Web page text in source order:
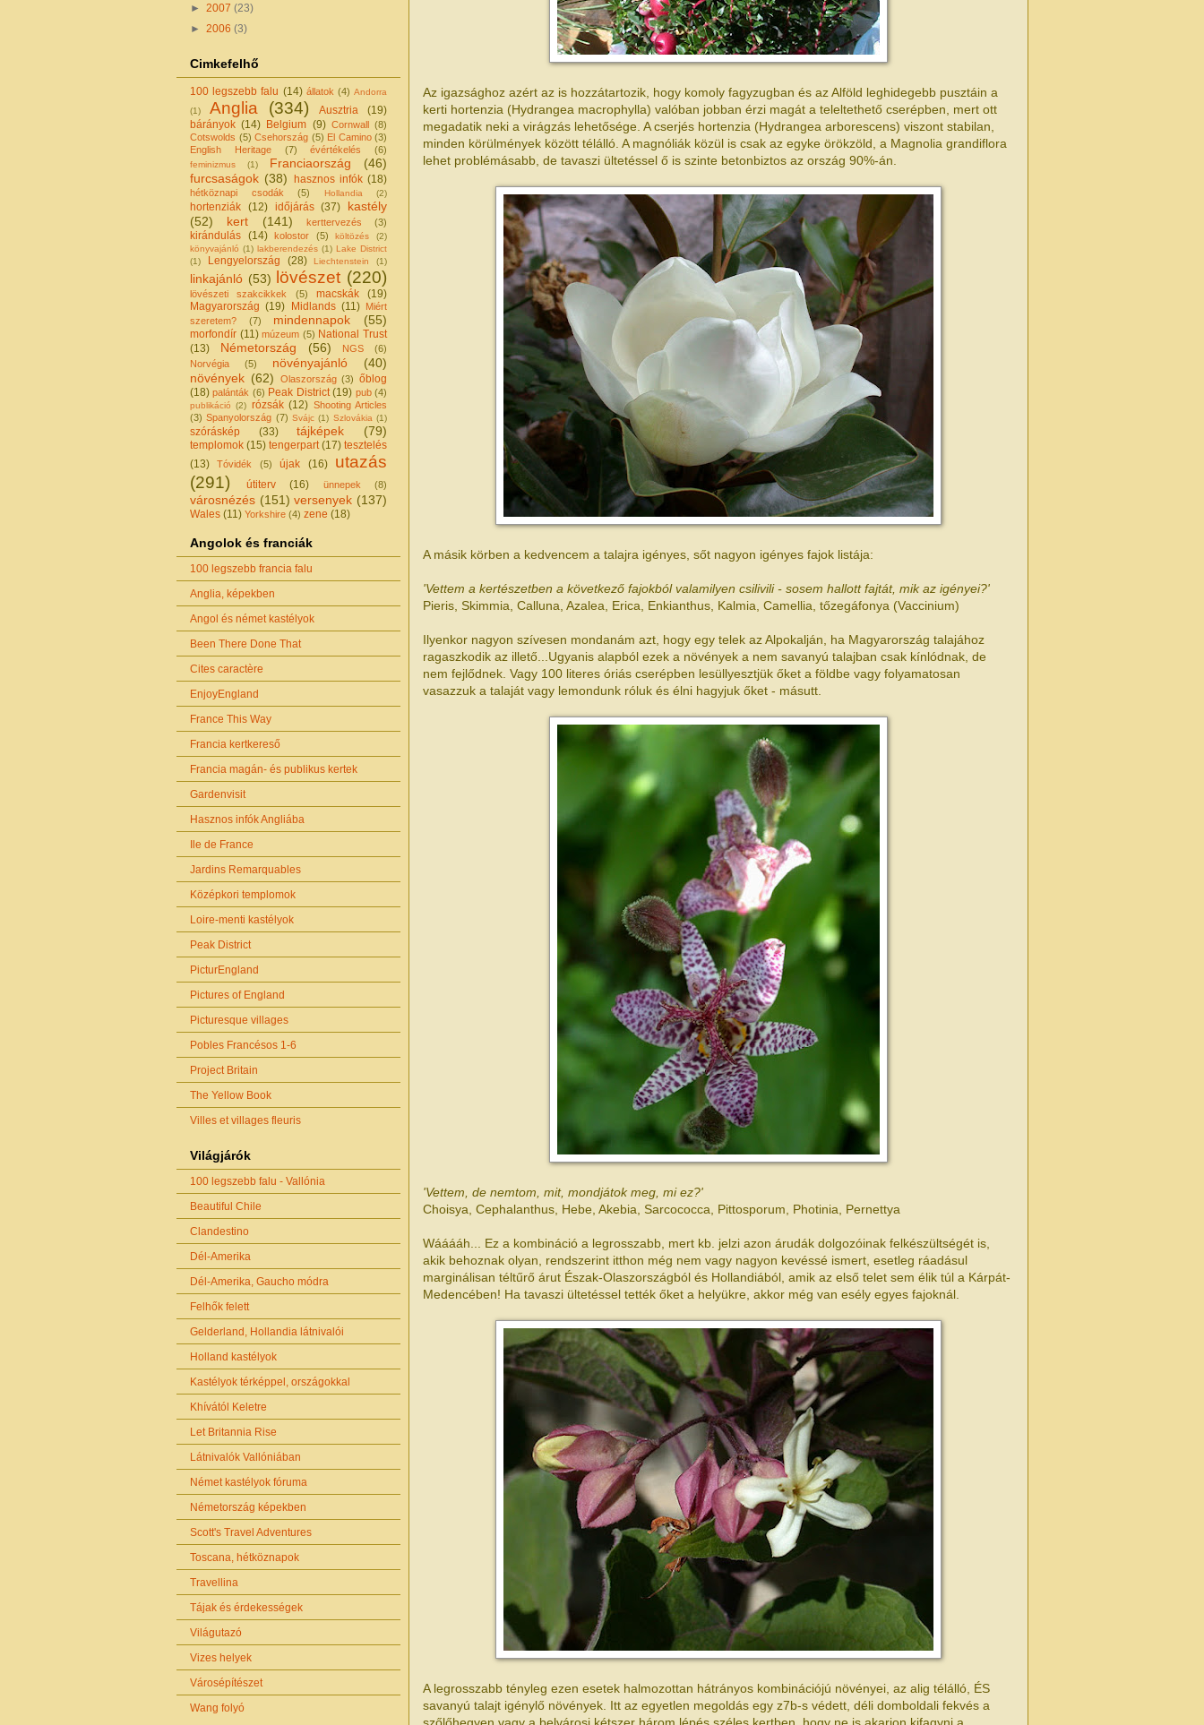
Az igazsághoz azért az is hozzátartozik, hogy komoly fagyzugban és az Alföld leghidegebb pusztáin a
kerti hortenzia (Hydrangea macrophylla) valóban jobban érzi magát a teleltethető cserépben, mert ott
megadatik neki a virágzás lehetősége. A cserjés hortenzia (Hydrangea arborescens) viszont stabilan,
minden körülmények között télálló. A magnóliák közül is csak az egyke örökzöld, a Magnolia grandiflora
lehet problémásabb, de tavaszi ültetéssel ő is szinte betonbiztos az ország 90%-án.
A másik körben a kedvencem a talajra igényes, sőt nagyon igényes fajok listája:
'Vettem a kertészetben a következő fajokból valamilyen csilivili - sosem hallott fajtát, mik az igényei?'
Pieris, Skimmia, Calluna, Azalea, Erica, Enkianthus, Kalmia, Camellia, tőzegáfonya (Vaccinium)
Ilyenkor nagyon szívesen mondanám azt, hogy egy telek az Alpokalján, ha Magyarország talajához
ragaszkodik az illető...Ugyanis alapból ezek a növények a nem savanyú talajban csak kínlódnak, de
nem fejlődnek. Vagy 100 literes óriás cserépben lesüllyesztjük őket a földbe vagy folyamatosan
vasazzuk a talaját vagy lemondunk róluk és élni hagyjuk őket - másutt.
'Vettem, de nemtom, mit, mondjátok meg, mi ez?'
Choisya, Cephalanthus, Hebe, Akebia, Sarcococca, Pittosporum, Photinia, Pernettya
Wááááh... Ez a kombináció a legrosszabb, mert kb. jelzi azon árudák dolgozóinak felkészültségét is,
akik behoznak olyan, rendszerint itthon még nem vagy nagyon kevéssé ismert, esetleg ráadásul
marginálisan téltűrő árut Észak-Olaszországból és Hollandiából, amik az első telet sem élik túl a Kárpát-
Medencében! Ha tavaszi ültetéssel tették őket a helyükre, akkor még van esély egyes fajoknál.
A legrosszabb tényleg ezen esetek halmozottan hátrányos kombinációjú növényei, az alig télálló, ÉS
savanyú talajt igénylő növények. Itt az egyetlen megoldás egy z7b-s védett, déli domboldali fekvés a
szőlőhegyen vagy a belvárosi kétszer három lépés széles kertben, hogy ne is akarjon kifagyni a
► 2007 (23)
► 2006 (3)
Cimkefelhő
100 legszebb falu (14) állatok (4) Andorra
(1)
Anglia (334) Ausztria
(19)
bárányok (14) Belgium (9) Cornwall (8)
Cotswolds (5) Csehország (5) El Camino (3)
English Heritage
(7) évértékelés (6)
feminizmus (1) Franciaország
(46)
furcsaságok (38) hasznos infók (18)
hétköznapi csodák (5) Hollandia (2)
hortenziák (12) időjárás (37)
kastély
(52)
kert (141) kerttervezés (3)
kirándulás (14) kolostor (5) költözés
(2)
könyvajánló (1) lakberendezés (1) Lake District
(1)
Lengyelország (28) Liechtenstein (1)
linkajánló (53) lövészet (220)
lövészeti szakcikkek (5) macskák
(19)
Magyarország (19) Midlands (11)
Miért
szeretem?
(7) mindennapok (55)
morfondír (11) múzeum (5) National Trust
(13)
Németország (56) NGS
(6)
Norvégia
(5) növényajánló
(40)
növények (62) Olaszország (3) őblog
(18) palánták (6) Peak District (19) pub (4)
publikáció (2) rózsák (12) Shooting Articles
(3) Spanyolország (7) Svájc (1) Szlovákia (1)
szóráskép (33) tájképek (79)
templomok (15) tengerpart (17) tesztelés
(13)
Tóvidék (5) újak (16)
utazás
(291)
útiterv (16) ünnepek (8)
városnézés (151) versenyek (137)
Wales (11) Yorkshire (4) zene (18)
Angolok és franciák
100 legszebb francia falu
Anglia, képekben
Angol és német kastélyok
Been There Done That
Cites caractère
EnjoyEngland
France This Way
Francia kertkereső
Francia magán- és publikus kertek
Gardenvisit
Hasznos infók Angliába
Ile de France
Jardins Remarquables
Középkori templomok
Loire-menti kastélyok
Peak District
PicturEngland
Pictures of England
Picturesque villages
Pobles Francésos 1-6
Project Britain
The Yellow Book
Villes et villages fleuris
Világjárók
100 legszebb falu - Vallónia
Beautiful Chile
Clandestino
Dél-Amerika
Dél-Amerika, Gaucho módra
Felhők felett
Gelderland, Hollandia látnivalói
Holland kastélyok
Kastélyok térképpel, országokkal
Khívától Keletre
Let Britannia Rise
Látnivalók Vallóniában
Német kastélyok fóruma
Németország képekben
Scott's Travel Adventures
Toscana, hétköznapok
Travellina
Tájak és érdekességek
Világutazó
Vizes helyek
Városépítészet
Wang folyó